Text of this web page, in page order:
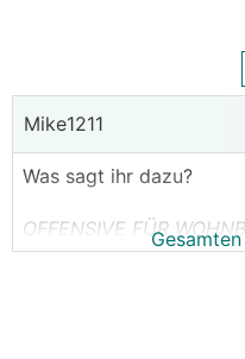
Mike1211
Was sagt ihr dazu?
OFFENSIVE FÜR
gemeinnützigen